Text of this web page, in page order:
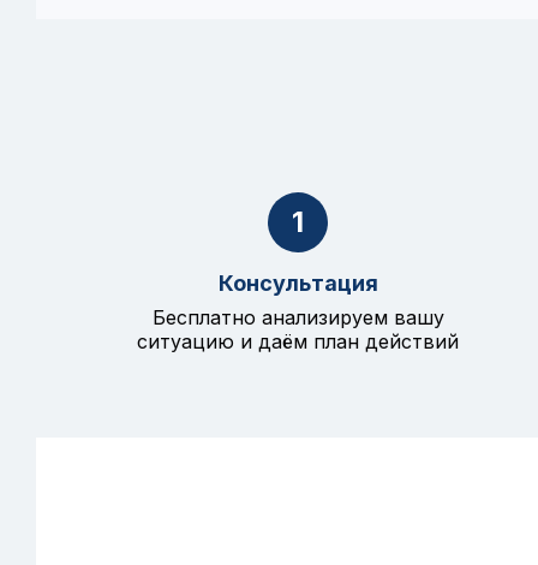
1
Консультация
Бесплатно анализируем вашу
ситуацию и даём план действий